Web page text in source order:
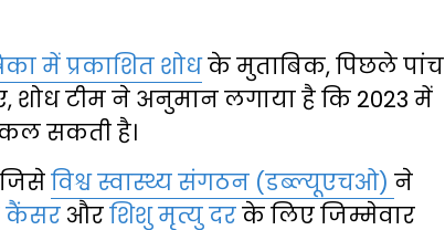
में प्रकाशित शोधके मुताबिक, पिछले पांच
टीम ने अनुमान लगाया है कि 2023 में
सकती है।
विश्व स्वास्थ्य संगठन (डब्ल्यूएचओ) ने
कैंसर औरशिशु मृत्यु दरके लिए जिम्मेवार